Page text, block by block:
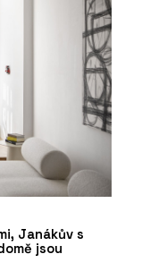
Janákův s
jsou